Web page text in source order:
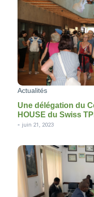
Actualités
Une délégation du
HOUSE du Swiss
- juin 21, 2023